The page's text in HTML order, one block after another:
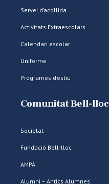
Servei d’acollida
Activitats Extraescolars
Calendari escolar
Uniforme
Programes d’estiu
Comunitat Bell-lloc
Societat
Fundació Bell-lloc
AMPA
Alumni – Antics Alumnes